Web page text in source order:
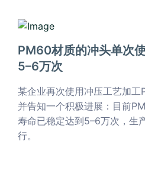
2025-12-31
PM60材质的冲头单次
5–6万次
某企业再次使用冲压工艺加工
并告知一个积极进展：目前
寿命已稳定达到5–6万次，生
行。